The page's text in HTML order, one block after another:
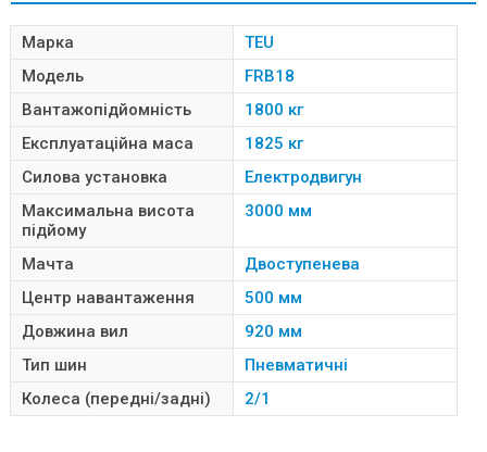
Марка
TEU
Модель
FRB18
Вантажопідйомність
1800 кг
Експлуатаційна маса
1825 кг
Силова установка
Електродвигун
Максимальна висота
підйому
3000 мм
Мачта
Двоступенева
Центр навантаження
500 мм
Довжина вил
920 мм
Тип шин
Пневматичні
Колеса (передні/задні)
2/1